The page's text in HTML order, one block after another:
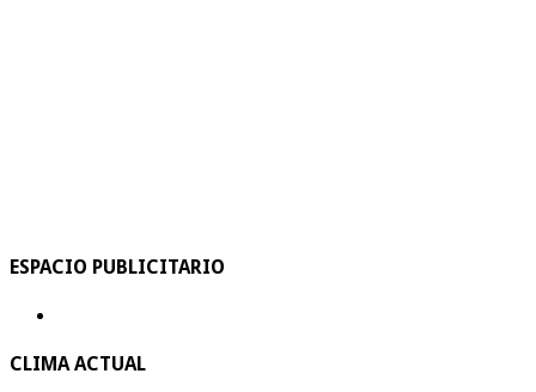
ESPACIO PUBLICITARIO
CLIMA ACTUAL